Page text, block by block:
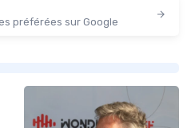
préférées sur Google